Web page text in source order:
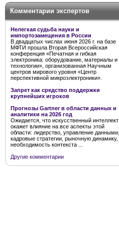
Комментарии экспертов
Нелегкая судьба науки и
импортозамещения в России
В двадцатых числах июня 2026 г. на базе
МФТИ прошла Вторая Всероссийская
конференция «Печатная и гибкая
электроника: оборудование, материалы и
технологии», организованная Научным
центров мирового уровня «Центр
перспективной микроэлектроники».
Запрет как средство поддержки
крупнейших игроков
Прогнозы Gartner в области данных и
аналитики на 2026 год
Ожидается, что искусственный интеллект
окажет влияние на все аспекты этой
области: лидерство, управление данными,
кадровые стратегии, рыночную динамику,
необходимость контекста ...
Другие комментарии